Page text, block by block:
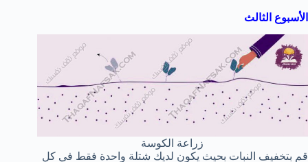
الأسبوع الثالث
زراعة الكوسة
قم بتخفيف النبات بحيث يكون لديك شتلة واحدة فقط في كل